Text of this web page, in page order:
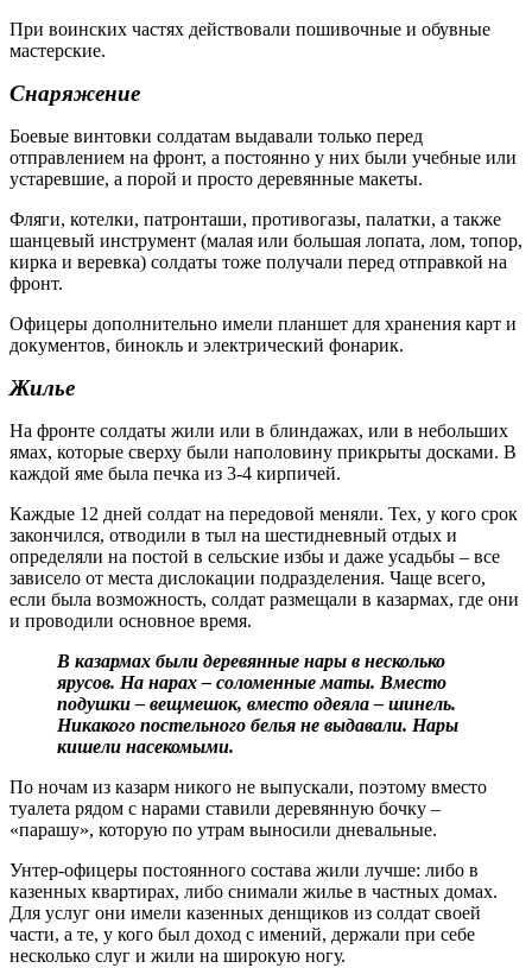
При воинских частях действовали пошивочные и обувные
мастерские.
Снаряжение
Боевые винтовки солдатам выдавали только перед
отправлением на фронт, а постоянно у них были учебные или
устаревшие, а порой и просто деревянные макеты.
Фляги, котелки, патронташи, противогазы, палатки, а также
шанцевый инструмент (малая или большая лопата, лом, топор,
кирка и веревка) солдаты тоже получали перед отправкой на
фронт.
Офицеры дополнительно имели планшет для хранения карт и
документов, бинокль и электрический фонарик.
Жилье
На фронте солдаты жили или в блиндажах, или в небольших
ямах, которые сверху были наполовину прикрыты досками. В
каждой яме была печка из 3-4 кирпичей.
Каждые 12 дней солдат на передовой меняли. Тех, у кого срок
закончился, отводили в тыл на шестидневный отдых и
определяли на постой в сельские избы и даже усадьбы – все
зависело от места дислокации подразделения. Чаще всего,
если была возможность, солдат размещали в казармах, где они
и проводили основное время.
В казармах были деревянные нары в несколько
ярусов. На нарах – соломенные маты. Вместо
подушки – вещмешок, вместо одеяла – шинель.
Никакого постельного белья не выдавали. Нары
кишели насекомыми.
По ночам из казарм никого не выпускали, поэтому вместо
туалета рядом с нарами ставили деревянную бочку –
«парашу», которую по утрам выносили дневальные.
Унтер-офицеры постоянного состава жили лучше: либо в
казенных квартирах, либо снимали жилье в частных домах.
Для услуг они имели казенных денщиков из солдат своей
части, а те, у кого был доход с имений, держали при себе
несколько слуг и жили на широкую ногу.